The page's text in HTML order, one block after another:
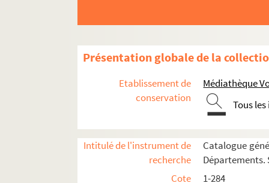
Présentation globale de la
Etablissement de
conservation
Médiathèque
Tous
Intitulé de l'instrument de
recherche
Catalogue
Départements.
Cote
1-284
54. (Recueil)
56. (Recueil)
58. (Recueil)
59. (Recueil)
60. Antiphonarium